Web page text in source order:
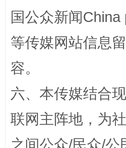
在谋一域中谋全局
国公众新闻
等传媒网站信息
容。
六、本传媒结合
联网主阵地，为
之间公众/民众/